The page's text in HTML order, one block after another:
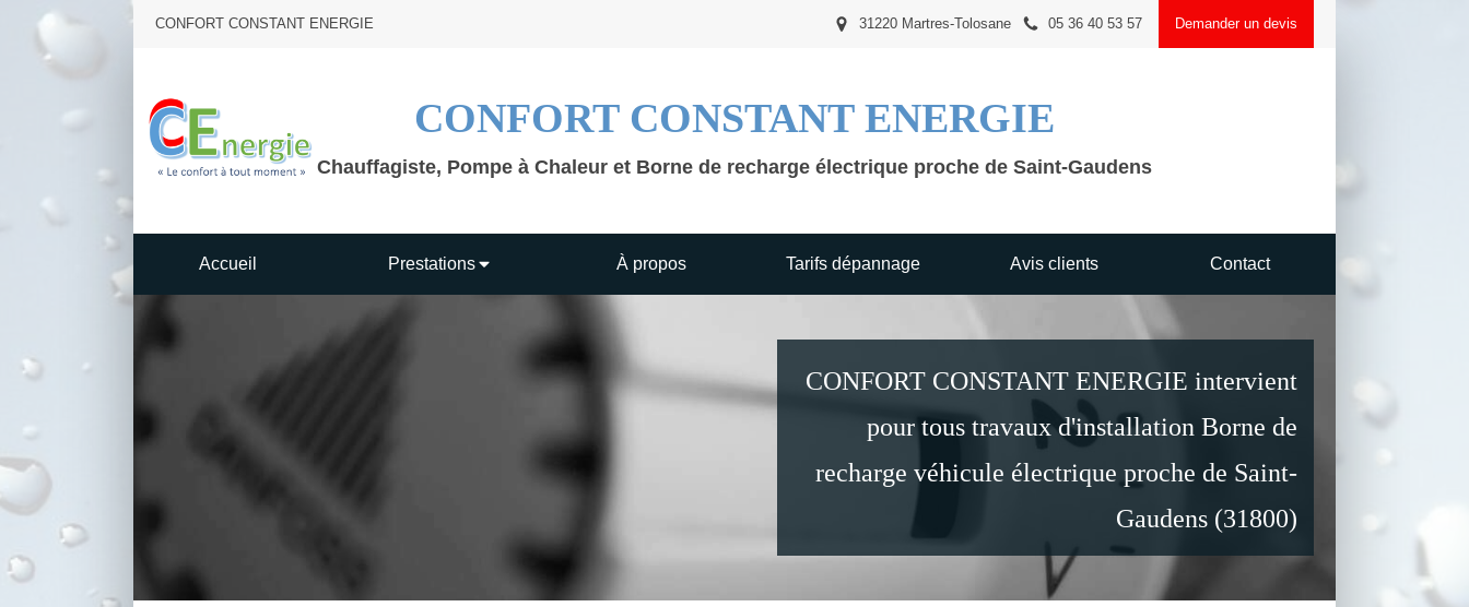
CONFORT CONSTANT ENERGIE Demander un devis
05 36 40 53 57
31220 Martres-Tolosane
CONFORT CONSTANT ENERGIE
Chauffagiste, Pompe à Chaleur et Borne de recharge électrique proche de Saint-Gaudens
Accueil Prestations À propos Tarifs dépannage Avis clients Contact
CONFORT CONSTANT ENERGIE intervient
pour tous travaux d'installation Borne de
recharge véhicule électrique proche de Saint-
Gaudens (31800)